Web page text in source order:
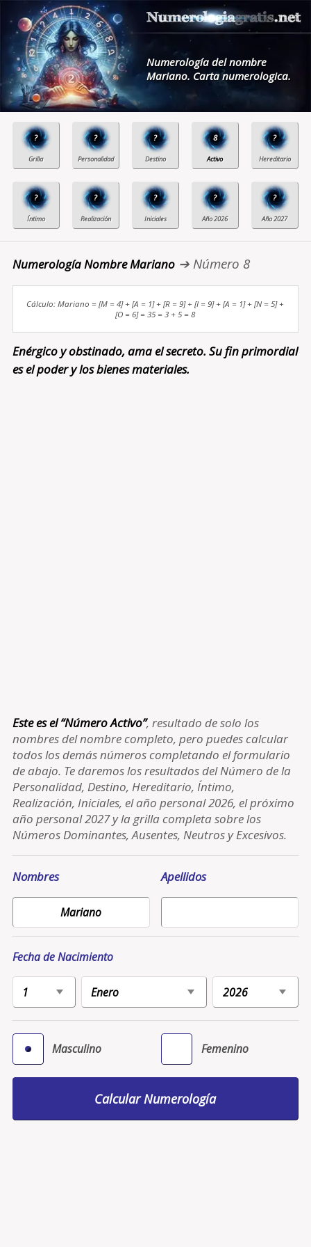
Numerología del nombre
Mariano. Carta numerologica.
? ? ? 8 ?
? ? ? ? ?
Numerología Nombre Mariano➔ Número 8
Cálculo: Mariano = [M = 4] + [A = 1] + [R = 9] + [I = 9] + [A = 1] + [N = 5] +
[O = 6] = 35 = 3 + 5 = 8
Enérgico y obstinado, ama el secreto. Su fin primordial
es el poder y los bienes materiales.
Este es el “Número Activo”, resultado de solo los
nombres del nombre completo, pero puedes calcular
todos los demás números completando el formulario
de abajo. Te daremos los resultados del Número de la
Personalidad, Destino, Hereditario, Íntimo,
Realización, Iniciales, el año personal 2026, el próximo
año personal 2027 y la grilla completa sobre los
Números Dominantes, Ausentes, Neutros y Excesivos.
Nombres Apellidos
Fecha de Nacimiento
Masculino Femenino